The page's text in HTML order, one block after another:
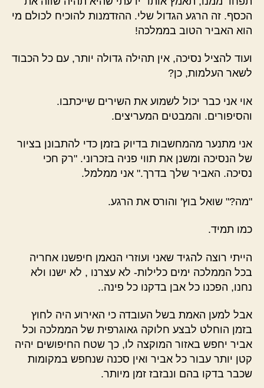
הכסף. זה הרגע הגדול שלי. ההזדמנות להוכיח לכולם מי
הוא האביר הטוב בממלכה!
ועוד להציל נסיכה, אין תהילה גדולה יותר, עם כל הכבוד
לשאר העלמות, כן?
אוי אני כבר יכול לשמוע את השירים שייכתבו.
והסיפורים. והמבטים המעריצים.
אני מתנער מהמחשבות בדיוק בזמן כדי להתבונן בציור
של הנסיכה ומשנן את תווי פניה בזכרוני. "רק חכי
נסיכה. האביר שלך בדרך." אני ממלמל.
"מה?" שואל בוץ' והורס את הרגע.
כמו תמיד.
הייתי רוצה להגיד שאני ועוזרי הנאמן חיפשנו אחריה
בכל הממלכה ימים כלילות- לא עצרנו , לא ישנו ולא
נחנו, הפכנו כל אבן בדקנו כל פינה..
אבל למען האמת בשל העובדה כי האירוע היה לחוץ
בזמן הוחלט לבצע חלוקה גאוגרפית של הממלכה וכל
אביר יחפש באזור המוקצה לו, כך שטח החיפושים יהיה
קטן יותר עבור כל אביר ואין סכנה שנחפש במקומות
שכבר בדקו בהם ונבזבז זמן מיותר.